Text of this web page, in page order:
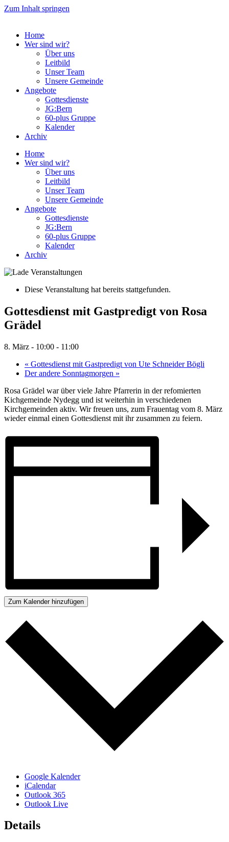
Zum Inhalt springen
Home
Wer sind wir?
Über uns
Leitbild
Unser Team
Unsere Gemeinde
Angebote
Gottesdienste
JG:Bern
60-plus Gruppe
Kalender
Archiv
Home
Wer sind wir?
Über uns
Leitbild
Unser Team
Unsere Gemeinde
Angebote
Gottesdienste
JG:Bern
60-plus Gruppe
Kalender
Archiv
Diese Veranstaltung hat bereits stattgefunden.
Gottesdienst mit Gastpredigt von Rosa
Grädel
8. März - 10:00 - 11:00
« Gottesdienst mit Gastpredigt von Ute Schneider Bögli
Der andere Sonntagmorgen »
Rosa Grädel war über viele Jahre Pfarrerin in der refomierten
Kichgemeinde Nydegg und ist weiterhin in verschiedenen
Kirchgemeinden aktiv. Wir freuen uns, zum Frauentag vom 8. März
wieder einmal einen Gottesdienst mit ihr zusammen zu feiern.
Zum Kalender hinzufügen
Google Kalender
iCalendar
Outlook 365
Outlook Live
Details